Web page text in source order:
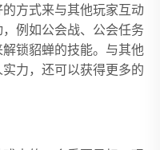
方式来与其他玩家互动
例如公会战、公会任务
锁貂蝉的技能。与其他
力，还可以获得更多的